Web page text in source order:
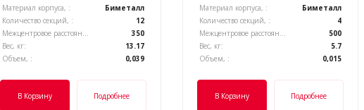
Материал корпуса, :
Биметалл
Количество секций, :
12
Межцентровое расстояние, :
350
Вес, кг:
13.17
Объем, :
0,039
В Корзину Подробнее
Материал корпуса, :
Биметалл
Количество секций, :
4
Межцентровое расстояние, :
500
Вес, кг:
5.7
Объем, :
0,015
В Корзину Подробнее